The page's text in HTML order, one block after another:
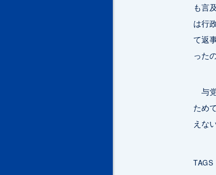
も言
は行
て返
った
与
ため
えな
TAGS